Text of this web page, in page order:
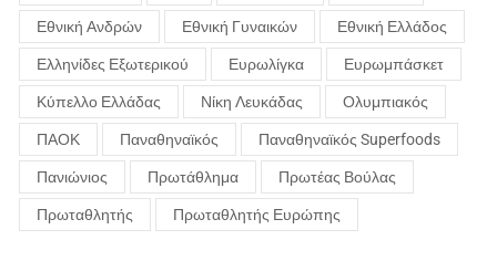
Εθνική Ανδρών Εθνική Γυναικών Εθνική Ελλάδος
Ελληνίδες Εξωτερικού Ευρωλίγκα Ευρωμπάσκετ
Κύπελλο Ελλάδας Νίκη Λευκάδας Ολυμπιακός
ΠΑΟΚ Παναθηναϊκός Παναθηναϊκός Superfoods
Πανιώνιος Πρωτάθλημα Πρωτέας Βούλας
Πρωταθλητής Πρωταθλητής Ευρώπης